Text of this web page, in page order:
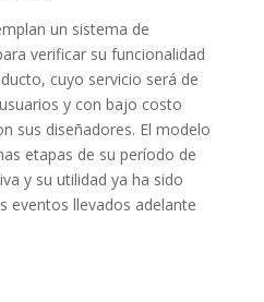
un sistema de
verificar su funcionalidad
cuyo servicio será de
y con bajo costo
sus diseñadores. El modelo
etapas de su período de
y su utilidad ya ha sido
eventos llevados adelante